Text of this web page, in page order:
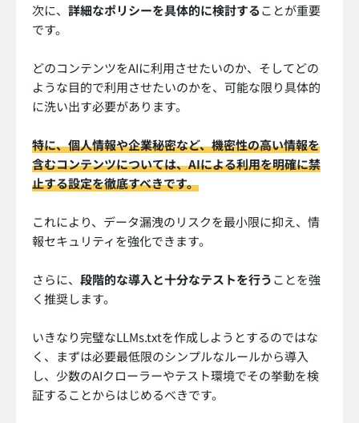
次に、 詳細なポリシーを具体的に検討することが重要
です。
どのコンテンツをAIに利用させたいのか、そしてどの
ような目的で利用させたいのかを、可能な限り具体的
に洗い出す必要があります。
特に、個人情報や企業秘密など、機密性の高い情報を
含むコンテンツについては、AIによる利用を明確に禁
止する設定を徹底すべきです。
これにより、データ漏洩のリスクを最小限に抑え、情
報セキュリティを強化できます。
さらに、 段階的な導入と十分なテストを行うことを強
く推奨します。
いきなり完璧なLLMs.txtを作成しようとするのではな
く、まずは必要最低限のシンプルなルールから導入
し、少数のAIクローラーやテスト環境でその挙動を検
証することからはじめるべきです。